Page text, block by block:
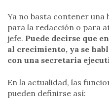
Ya no basta contener
para la redacción o para
jefe. Puede decirse que
al crecimiento, ya se
con una secretaria
En la actualidad, las
pueden definirse así: